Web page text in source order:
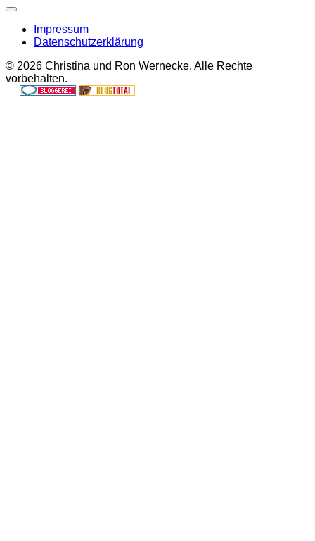
Impressum
Datenschutzerklärung
© 2026 Christina und Ron Wernecke. Alle Rechte
vorbehalten.